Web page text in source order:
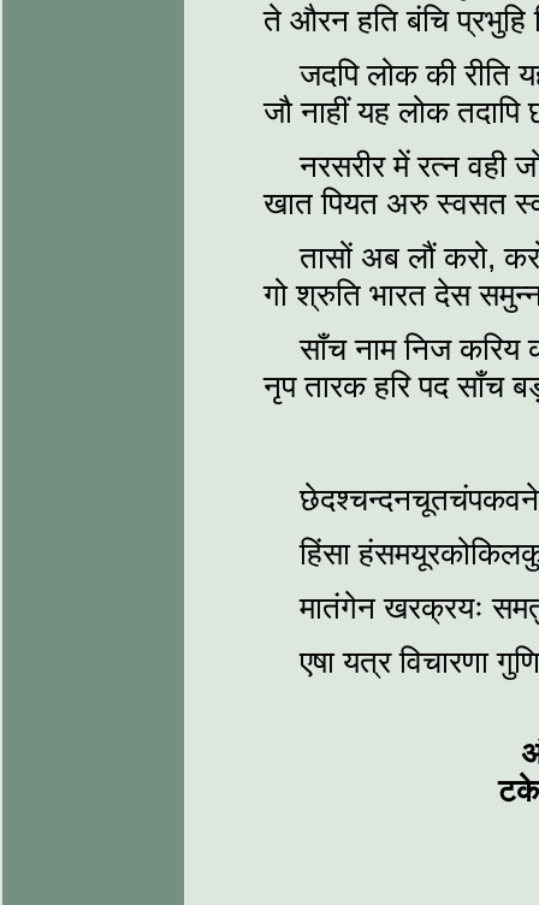
ते औरन हति बंचि प्रभुहि
जदपि लोक की रीति
जौ नाहीं यह लोक
नरसरीर में रत्न वही
खात पियत अरु स्वसत
तासों अब लौं करो,
गो श्रुति भारत देस
साँच नाम निज
नृप तारक हरि पद साँच
छेदश्चन्दनचूतचंपकवने
हिंसा
मातंगेन खरक्रयः
एषा यत्र विचारणा
टके